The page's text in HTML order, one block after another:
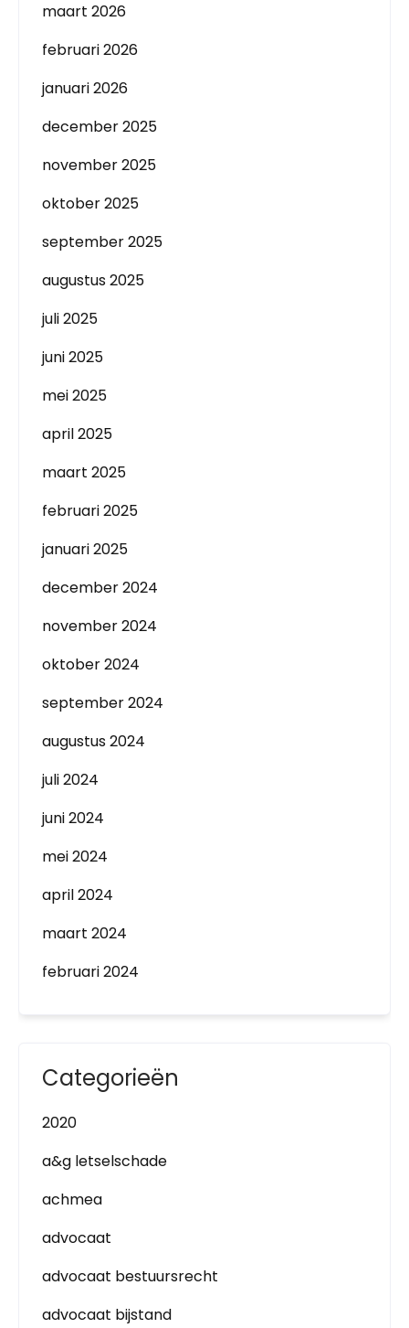
maart 2026
februari 2026
januari 2026
december 2025
november 2025
oktober 2025
september 2025
augustus 2025
juli 2025
juni 2025
mei 2025
april 2025
maart 2025
februari 2025
januari 2025
december 2024
november 2024
oktober 2024
september 2024
augustus 2024
juli 2024
juni 2024
mei 2024
april 2024
maart 2024
februari 2024
Categorieën
2020
a&g letselschade
achmea
advocaat
advocaat bestuursrecht
advocaat bijstand